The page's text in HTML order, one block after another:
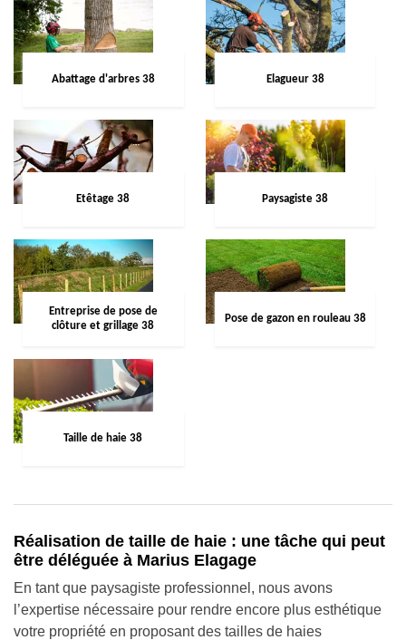
Abattage d'arbres 38 Elagueur 38
Etêtage 38 Paysagiste 38
Entreprise de pose de
clôture et grillage 38
Pose de gazon en rouleau 38
Taille de haie 38
Réalisation de taille de haie : une tâche qui peut
être déléguée à Marius Elagage
En tant que paysagiste professionnel, nous avons
l’expertise nécessaire pour rendre encore plus esthétique
votre propriété en proposant des tailles de haies